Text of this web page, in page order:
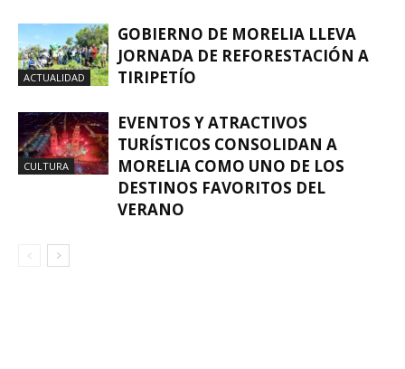
ACTUALIDAD
GOBIERNO DE MORELIA LLEVA
JORNADA DE REFORESTACIÓN A
TIRIPETÍO
CULTURA
EVENTOS Y ATRACTIVOS
TURÍSTICOS CONSOLIDAN A
MORELIA COMO UNO DE LOS
DESTINOS FAVORITOS DEL
VERANO